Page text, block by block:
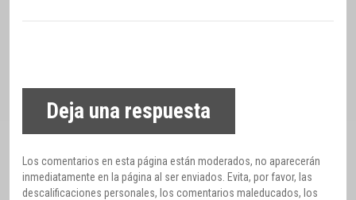
Deja una respuesta
Los comentarios en esta página están moderados, no aparecerán
inmediatamente en la página al ser enviados. Evita, por favor, las
descalificaciones personales, los comentarios maleducados, los